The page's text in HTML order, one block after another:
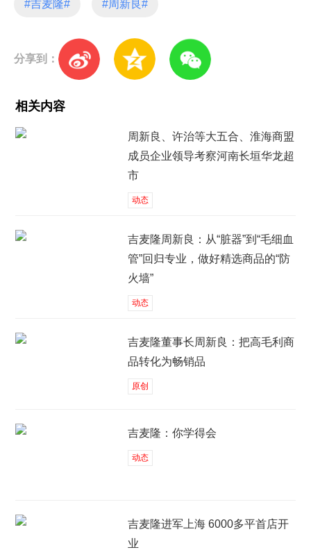
#吉麦隆# #周新良#
分享到：
相关内容
周新良、许治等大五合、淮海商盟
成员企业领导考察河南长垣华龙超
市
动态
吉麦隆周新良：从“脏器”到“毛细血
管”回归专业，做好精选商品的“防
火墙”
动态
吉麦隆董事长周新良：把高毛利商
品转化为畅销品
原创
吉麦隆：你学得会
动态
吉麦隆进军上海 6000多平首店开
业